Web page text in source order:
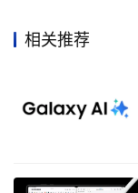
品。”他表示将来
去年，Google推
经扩大到2.5GB
统治地位的计划时
相关推荐